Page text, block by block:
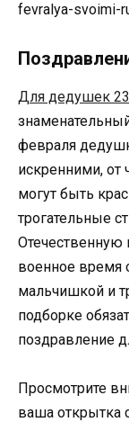
fevralya-svoimi-
Для дедушек
февраля
искренними, от
могут быть
трогательные
Отечественную
военное время
мальчишкой и
подборке
поздравление
Просмотрите
ваша открытка